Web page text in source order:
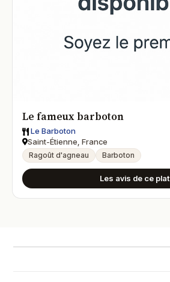
Le fameux barboton
Le Barboton
Saint-Étienne, France
Ragoût d'agneau Barboton
Les avis de ce plat